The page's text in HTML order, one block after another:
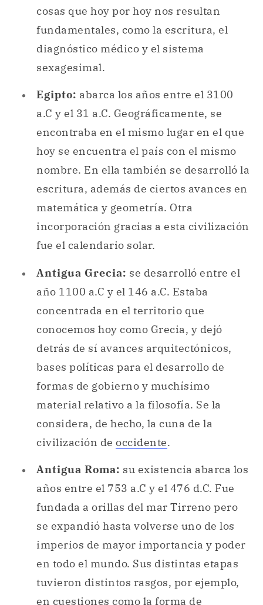
cosas que hoy por hoy nos resultan
fundamentales, como la escritura, el
diagnóstico médico y el sistema
sexagesimal.
Egipto: abarca los años entre el 3100
a.C y el 31 a.C. Geográficamente, se
encontraba en el mismo lugar en el que
hoy se encuentra el país con el mismo
nombre. En ella también se desarrolló la
escritura, además de ciertos avances en
matemática y geometría. Otra
incorporación gracias a esta civilización
fue el calendario solar.
Antigua Grecia: se desarrolló entre el
año 1100 a.C y el 146 a.C. Estaba
concentrada en el territorio que
conocemos hoy como Grecia, y dejó
detrás de sí avances arquitectónicos,
bases políticas para el desarrollo de
formas de gobierno y muchísimo
material relativo a la filosofía. Se la
considera, de hecho, la cuna de la
civilización de occidente.
Antigua Roma: su existencia abarca los
años entre el 753 a.C y el 476 d.C. Fue
fundada a orillas del mar Tirreno pero
se expandió hasta volverse uno de los
imperios de mayor importancia y poder
en todo el mundo. Sus distintas etapas
tuvieron distintos rasgos, por ejemplo,
en cuestiones como la forma de